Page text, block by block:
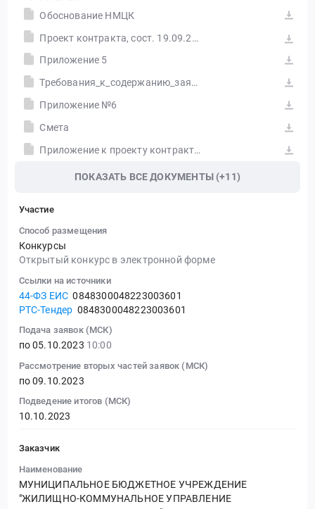
Обоснование НМЦК
Проект контракта, сост. 19.09.2023
Приложение 5
Требования_к_содержанию_заявки_и_составу_заявки
Приложение №6
Смета
Приложение к проекту контракта, сост. 19.09.2023
ПОКАЗАТЬ ВСЕ ДОКУМЕНТЫ (+11)
Участие
Способ размещения
Конкурсы
Открытый конкурс в электронной форме
Ссылки на источники
44-ФЗ ЕИС 0848300048223003601
РТС-Тендер 0848300048223003601
Подача заявок (МСК)
по 05.10.2023 10:00
Рассмотрение вторых частей заявок (МСК)
по 09.10.2023
Подведение итогов (МСК)
10.10.2023
Заказчик
Наименование
МУНИЦИПАЛЬНОЕ БЮДЖЕТНОЕ УЧРЕЖДЕНИЕ
"ЖИЛИЩНО-КОММУНАЛЬНОЕ УПРАВЛЕНИЕ